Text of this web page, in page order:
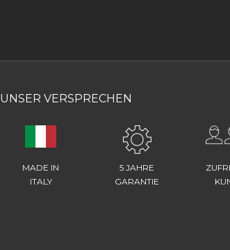
UNSER VERSPRECHEN
MADE IN
ITALY
5 JAHRE
GARANTIE